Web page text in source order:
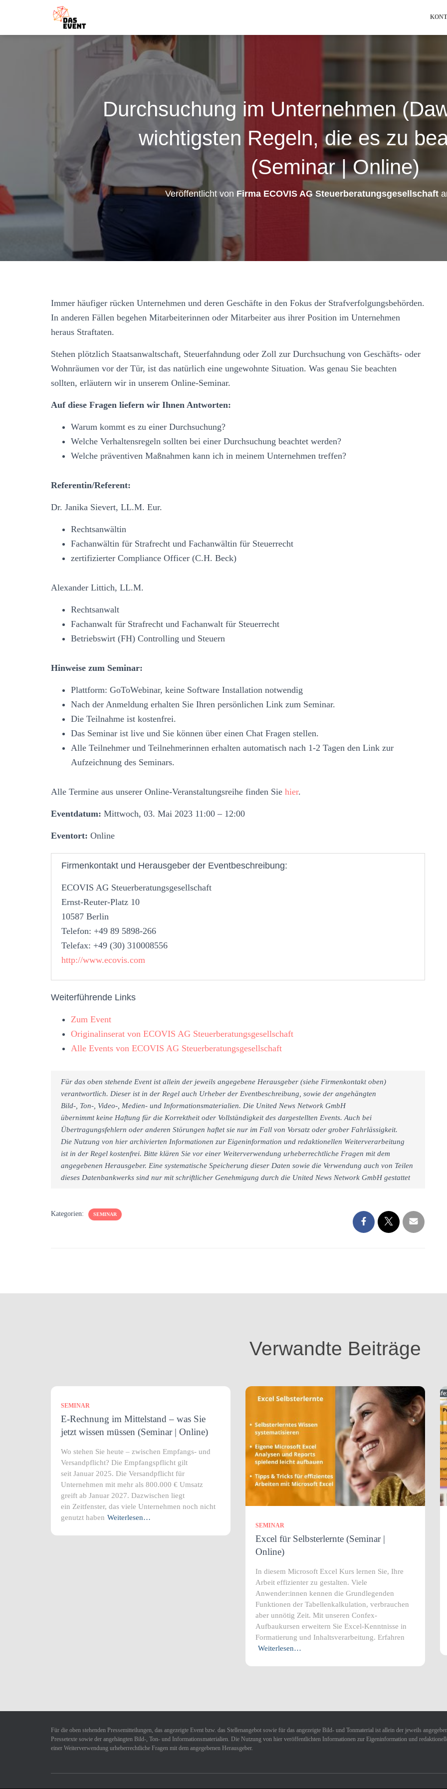
Durchsuchung im Unternehmen
wichtigsten Regeln, die es zu
(Seminar | Online)
Veröffentlicht von Firma ECOVIS AG Steuerberatungsgesellschaft
Immer häufiger rücken Unternehmen und deren Geschäfte in den Fokus der Strafverfolgungsbehörden.
In anderen Fällen begehen Mitarbeiterinnen oder Mitarbeiter aus ihrer Position im Unternehmen
heraus Straftaten.
Stehen plötzlich Staatsanwaltschaft, Steuerfahndung oder Zoll zur Durchsuchung von Geschäfts- oder
Wohnräumen vor der Tür, ist das natürlich eine ungewohnte Situation. Was genau Sie beachten
sollten, erläutern wir in unserem Online-Seminar.
Auf diese Fragen liefern wir Ihnen Antworten:
Warum kommt es zu einer Durchsuchung?
Welche Verhaltensregeln sollten bei einer Durchsuchung beachtet werden?
Welche präventiven Maßnahmen kann ich in meinem Unternehmen treffen?
Referentin/Referent:
Dr. Janika Sievert, LL.M. Eur.
Rechtsanwältin
Fachanwältin für Strafrecht und Fachanwältin für Steuerrecht
zertifizierter Compliance Officer (C.H. Beck)
Alexander Littich, LL.M.
Rechtsanwalt
Fachanwalt für Strafrecht und Fachanwalt für Steuerrecht
Betriebswirt (FH) Controlling und Steuern
Hinweise zum Seminar:
Plattform: GoToWebinar, keine Software Installation notwendig
Nach der Anmeldung erhalten Sie Ihren persönlichen Link zum Seminar.
Die Teilnahme ist kostenfrei.
Das Seminar ist live und Sie können über einen Chat Fragen stellen.
Alle Teilnehmer und Teilnehmerinnen erhalten automatisch nach 1-2 Tagen den Link zur
Aufzeichnung des Seminars.
Alle Termine aus unserer Online-Veranstaltungsreihe finden Sie hier.
Eventdatum: Mittwoch, 03. Mai 2023 11:00 – 12:00
Eventort: Online
Firmenkontakt und Herausgeber der Eventbeschreibung:
ECOVIS AG Steuerberatungsgesellschaft
Ernst-Reuter-Platz 10
10587 Berlin
Telefon: +49 89 5898-266
Telefax: +49 (30) 310008556
http://www.ecovis.com
Weiterführende Links
Zum Event
Originalinserat von ECOVIS AG Steuerberatungsgesellschaft
Alle Events von ECOVIS AG Steuerberatungsgesellschaft
Für das oben stehende Event ist allein der jeweils angegebene Herausgeber (siehe Firmenkontakt oben)
verantwortlich. Dieser ist in der Regel auch Urheber der Eventbeschreibung, sowie der angehängten
Bild-, Ton-, Video-, Medien- und Informationsmaterialien. Die United News Network GmbH
übernimmt keine Haftung für die Korrektheit oder Vollständigkeit des dargestellten Events. Auch bei
Übertragungsfehlern oder anderen Störungen haftet sie nur im Fall von Vorsatz oder grober Fahrlässigkeit.
Die Nutzung von hier archivierten Informationen zur Eigeninformation und redaktionellen Weiterverarbeitung
ist in der Regel kostenfrei. Bitte klären Sie vor einer Weiterverwendung urheberrechtliche Fragen mit dem
angegebenen Herausgeber. Eine systematische Speicherung dieser Daten sowie die Verwendung auch von Teilen
dieses Datenbankwerks sind nur mit schriftlicher Genehmigung durch die United News Network GmbH gestattet
Kategorien: SEMINAR
Verwandte Beiträge
SEMINAR
E-Rechnung im Mittelstand – was Sie
jetzt wissen müssen (Seminar | Online)
Wo stehen Sie heute – zwischen Empfangs- und
Versandpflicht? Die Empfangspflicht gilt
seit Januar 2025. Die Versandpflicht für
Unternehmen mit mehr als 800.000 € Umsatz
greift ab Januar 2027. Dazwischen liegt
ein Zeitfenster, das viele Unternehmen noch nicht
genutzt haben Weiterlesen…
SEMINAR
Excel für Selbsterlernte (Seminar |
Online)
In diesem Microsoft Excel Kurs lernen Sie, Ihre
Arbeit effizienter zu gestalten. Viele
Anwender:innen kennen die Grundlegenden
Funktionen der Tabellenkalkulation, verbrauchen
aber unnötig Zeit. Mit unseren Confex-
Aufbaukursen erweitern Sie Excel-Kenntnisse in
Formatierung und Inhaltsverarbeitung. Erfahren
Weiterlesen…
Für die oben stehenden Pressemitteilungen, das angezeigte Event bzw. das Stellenangebot sowie für das angezeigte Bild- und Tonmaterial ist allein der jeweils
Pressetexte sowie der angehängten Bild-, Ton- und Informationsmaterialien. Die Nutzung von hier veröffentlichten Informationen zur Eigeninformation und
einer Weiterverwendung urheberrechtliche Fragen mit dem angegebenen Herausgeber.